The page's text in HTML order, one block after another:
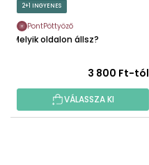
2+1 INGYENES
PontPöttyöző
Melyik oldalon állsz?
3 800 Ft-tól
VÁLASSZA KI